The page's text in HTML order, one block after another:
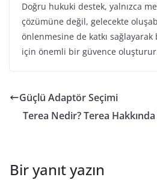
Doğru hukuki destek, yalnızca
çözümüne değil, gelecekte
önlenmesine de katkı
için önemli bir güvence
Güçlü Adaptör Seçimi
Terea Nedir? Terea
Bir yanıt yazın